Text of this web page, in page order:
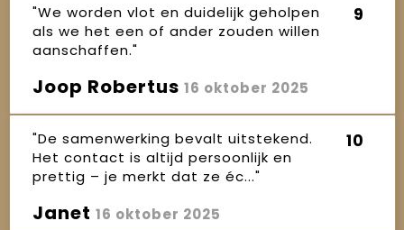
"We worden vlot en duidelijk geholpen
als we het een of ander zouden willen
aanschaffen."
9
Joop Robertus 16 oktober 2025
"De samenwerking bevalt uitstekend.
Het contact is altijd persoonlijk en
prettig – je merkt dat ze éc..."
10
Janet 16 oktober 2025